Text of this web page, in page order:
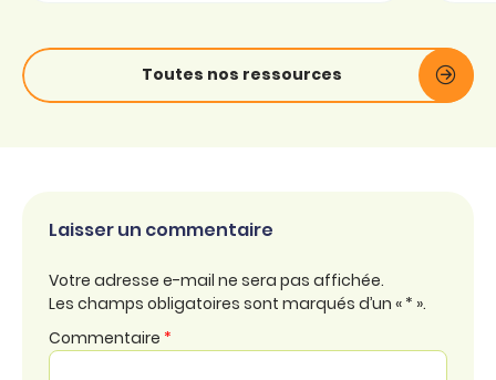
Toutes nos ressources
Laisser un commentaire
Votre adresse e-mail ne sera pas affichée.
Les champs obligatoires sont marqués d’un « * ».
Commentaire *